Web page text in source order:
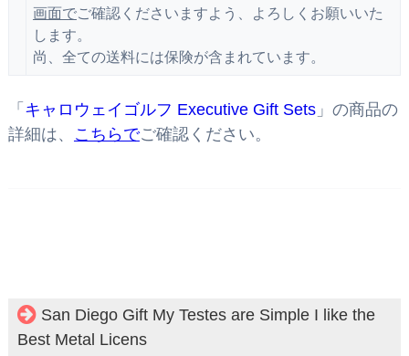
画面でご確認くださいますよう、よろしくお願いいた
します。
尚、全ての送料には保険が含まれています。
「 キャロウェイゴルフ Executive Gift Sets」の商品の
詳細は、
こちらでご確認ください。
San Diego Gift My Testes are Simple I like the
Best Metal Licens